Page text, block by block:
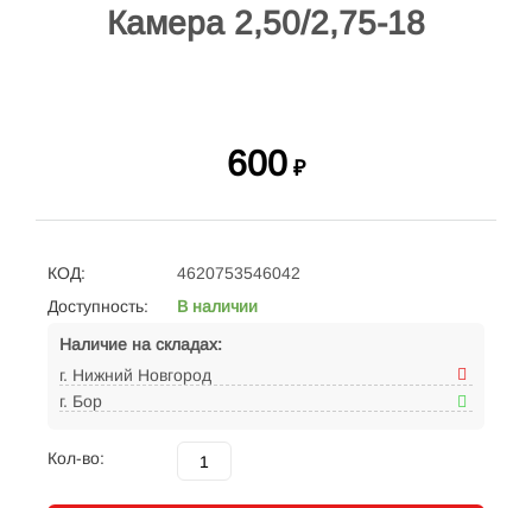
Камера 2,50/2,75-18
600 ₽
КОД:
4620753546042
Доступность:
В наличии
Наличие на складах:
г. Нижний Новгород
г. Бор
Кол-во: